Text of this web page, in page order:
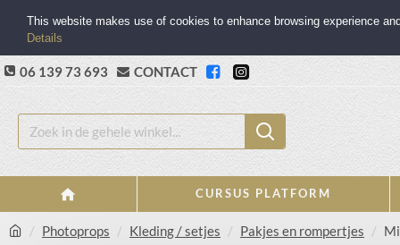
06 139 73 693 CONTACT
CURSUS PLATFORM
Photoprops Kleding / setjes Pakjes en rompertjes
This website makes use of cookies to enhance browsing experience
Details